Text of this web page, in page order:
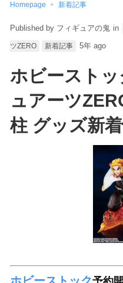
Homepage 新着記事
フィギュアの鬼 in
ツZERO 新着記事 5年 ago
ホビースト
ュアーツ
柱 グッズ新